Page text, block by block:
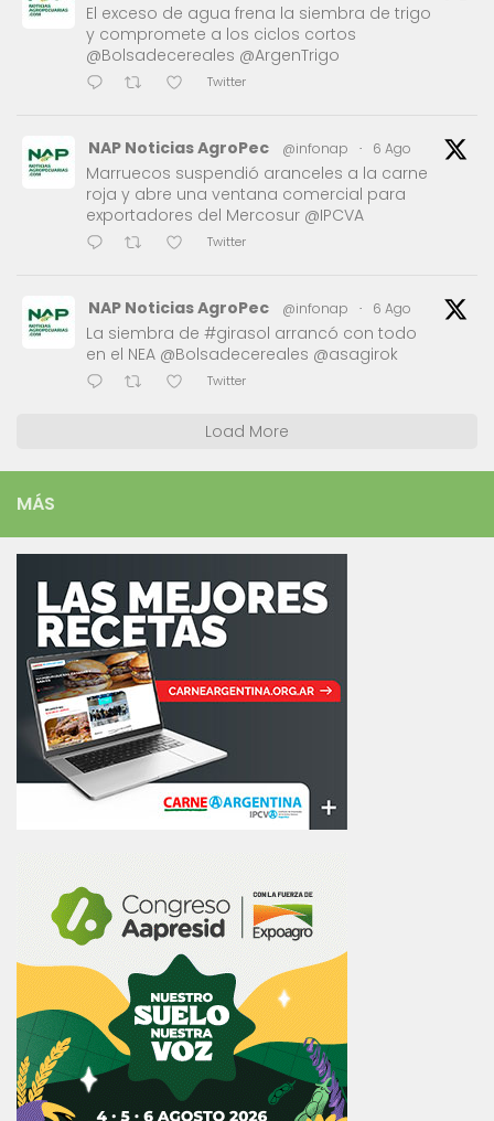
El exceso de agua frena la siembra de trigo
y compromete a los ciclos cortos
@Bolsadecereales @ArgenTrigo
Twitter
NAP Noticias AgroPec @infonap · 6 Ago
Marruecos suspendió aranceles a la carne
roja y abre una ventana comercial para
exportadores del Mercosur @IPCVA
Twitter
NAP Noticias AgroPec @infonap · 6 Ago
La siembra de #girasol arrancó con todo
en el NEA @Bolsadecereales @asagirok
Twitter
Load More
MÁS